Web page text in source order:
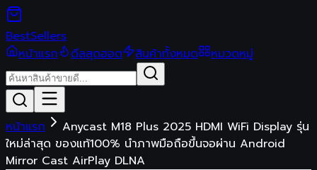
BestSellers
หน้าแรก
ดีลสุดฮอต สินค้าทั้งหมด หมวดหมู่
หน้าแรก
Anycast M18 Plus 2025 HDMI WiFi Display รุ่น
ใหม่ล่าสุด ของแท้100% นำภาพมือถือขึ้นจอผ่าน Android
Mirror Cast AirPlay DLNA